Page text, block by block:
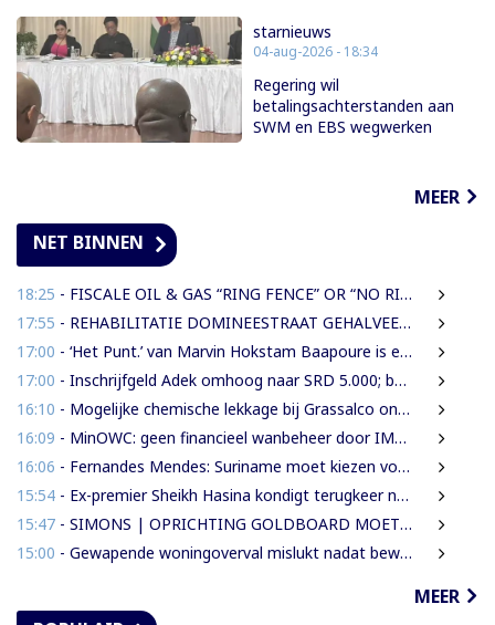
starnieuws
04-aug-2026 - 18:34
Regering wil
betalingsachterstanden aan
SWM en EBS wegwerken
MEER
NET BINNEN
18:25 - FISCALE OIL & GAS “RING FENCE” OR “NO RING FENCE”? THAT IS THE QUESTION!
17:55 - REHABILITATIE DOMINEESTRAAT GEHALVEERD TOT TWEE WEKEN NA ERNSTIGE VERKEERSCHAOS
17:00 - ‘Het Punt.’ van Marvin Hokstam Baapoure is een thriller die je niet meer loslaat
17:00 - Inschrijfgeld Adek omhoog naar SRD 5.000; betalingsregeling van drie naar twee termijnen
16:10 - Mogelijke chemische lekkage bij Grassalco onderzocht als oorzaak vissterfte
16:09 - MinOWC: geen financieel wanbeheer door IMEAO-2-directeur, wel procedurele fouten
16:06 - Fernandes Mendes: Suriname moet kiezen voor presidentieel of parlementair stelsel
15:54 - Ex-premier Sheikh Hasina kondigt terugkeer naar Bangladesh aan ondanks doodstraf
15:47 - SIMONS | OPRICHTING GOLDBOARD MOET GOUDSECTOR ORDENEN EN STAATSINKOMSTEN VERHOGEN
15:00 - Gewapende woningoverval mislukt nadat bewoners en buren alarm slaan
MEER